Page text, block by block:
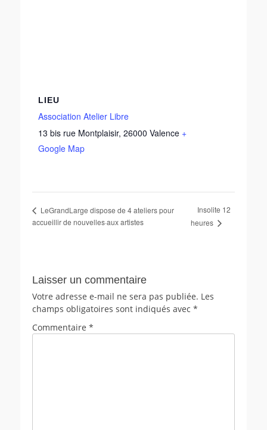
LIEU
Association Atelier Libre
13 bis rue Montplaisir, 26000 Valence +
Google Map
LeGrandLarge dispose de 4 ateliers pour
accueillir de nouvelles·aux artistes
Insolite 12
heures
Laisser un commentaire
Votre adresse e-mail ne sera pas publiée. Les
champs obligatoires sont indiqués avec *
Commentaire *